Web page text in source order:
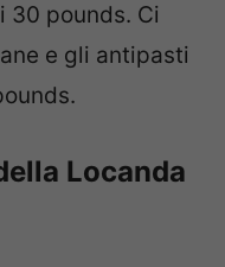
30 pounds. Ci
e gli antipasti
Locanda